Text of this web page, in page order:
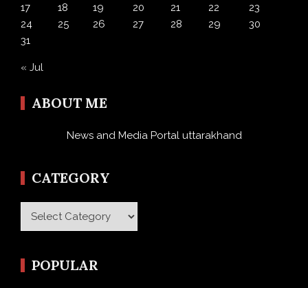
17
18 19 20 21 22
23
24
25 26 27 28 29
30
31
« Jul
ABOUT ME
News and Media Portal uttarakhand
CATEGORY
Category
POPULAR